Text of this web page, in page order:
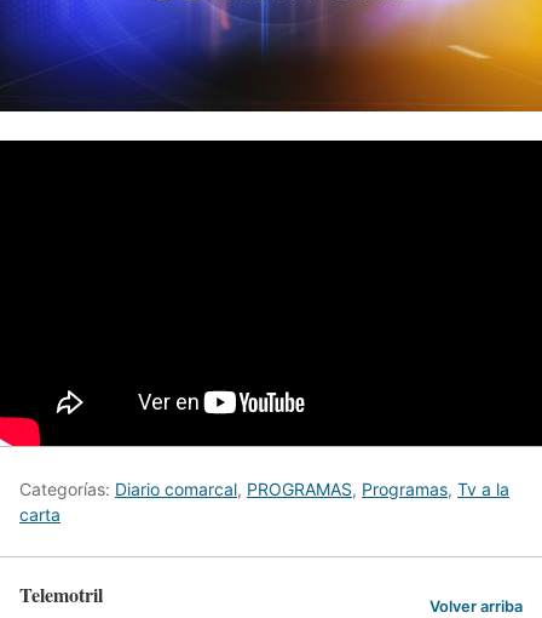
Categorías: Diario comarcal, PROGRAMAS, Programas, Tv a la
carta
Telemotril Volver arriba